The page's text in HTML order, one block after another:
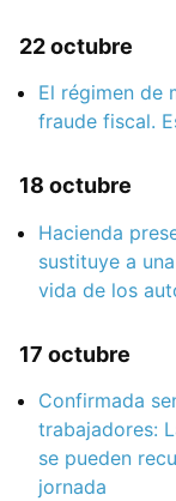
22 octubre
El régimen de
fraude fiscal.
18 octubre
Hacienda
sustituye a
vida de los
17 octubre
Confirmada
trabajadores:
se pueden
jornada